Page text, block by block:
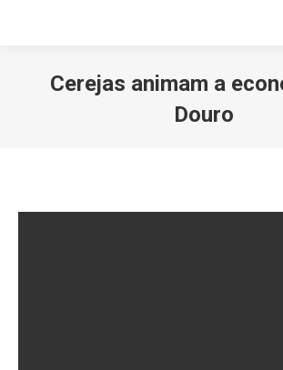
Cerejas animam a
Douro